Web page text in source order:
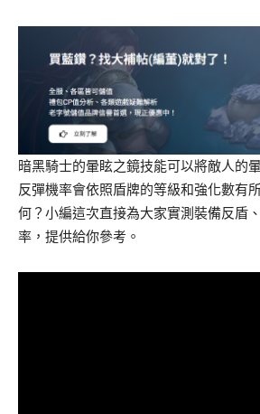
暗黑騎士的暈眩之鏡技能可以將敵人的
反彈機率會依照盾牌的等級和強化數有
何？小編這次直接為大家實測裝備反盾
率，提供給你參考。